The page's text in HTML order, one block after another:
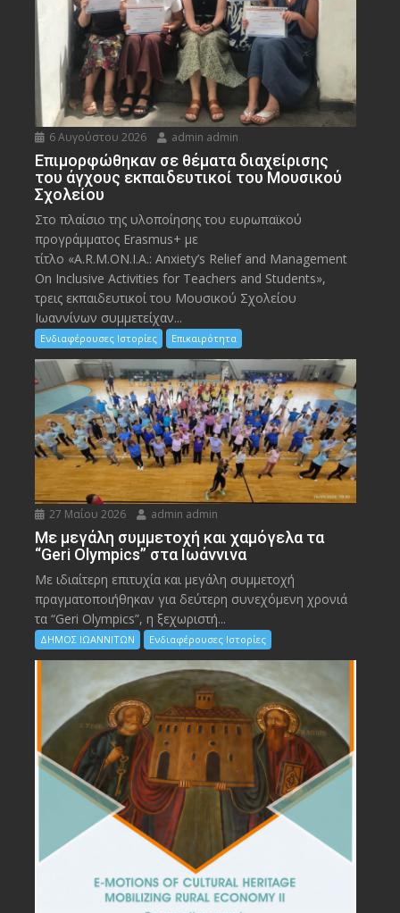
6 Αυγούστου 2026 admin admin
Eπιμορφώθηκαν σε θέματα διαχείρισης
του άγχους εκπαιδευτικοί του Μουσικού
Σχολείου
Στο πλαίσιο της υλοποίησης του ευρωπαϊκού
προγράμματος Erasmus+ με
τίτλο «A.R.M.ON.I.A.: Anxiety’s Relief and Management
On Inclusive Activities for Teachers and Students»,
τρεις εκπαιδευτικοί του Μουσικού Σχολείου
Ιωαννίνων συμμετείχαν...
Ενδιαφέρουσες Ιστορίες Επικαιρότητα
27 Μαΐου 2026 admin admin
Με μεγάλη συμμετοχή και χαμόγελα τα
“Geri Olympics” στα Ιωάννινα
Με ιδιαίτερη επιτυχία και μεγάλη συμμετοχή
πραγματοποιήθηκαν για δεύτερη συνεχόμενη χρονιά
τα “Geri Olympics”, η ξεχωριστή...
ΔΗΜΟΣ ΙΩΑΝΝΙΤΩΝ Ενδιαφέρουσες Ιστορίες